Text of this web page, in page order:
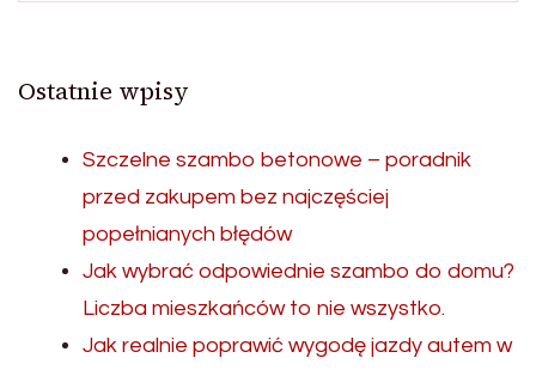
Ostatnie wpisy
Szczelne szambo betonowe – poradnik
przed zakupem bez najczęściej
popełnianych błędów
Jak wybrać odpowiednie szambo do domu?
Liczba mieszkańców to nie wszystko.
Jak realnie poprawić wygodę jazdy autem w